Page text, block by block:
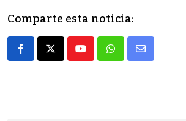
e
b
o
o
d
o
l p
ar
tir
Comparte esta noticia:
YoutubeWhatsapp
Share